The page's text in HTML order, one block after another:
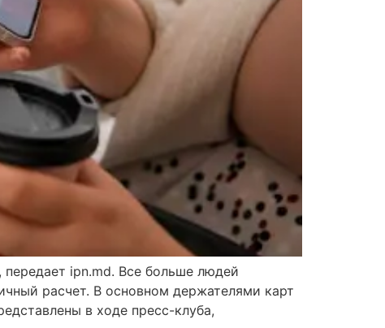
передает ipn.md. Все больше людей
расчет. В основном держателями карт
в ходе пресс-клуба,